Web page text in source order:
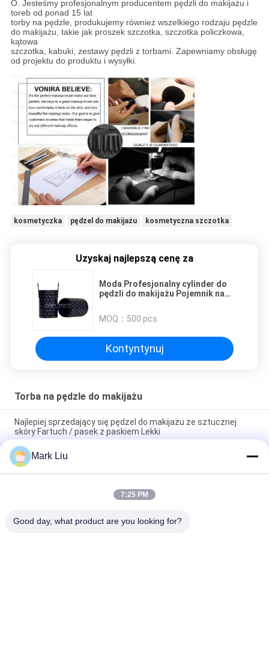
O. Jesteśmy profesjonalnym producentem pędzli do makijażu i
toreb od ponad 15 lat
torby na pędzle, produkujemy również wszelkiego rodzaju pędzle
do makijażu, takie jak proszek szczotka, szczotka policzkowa,
kątowa
szczotka, kabuki, zestawy pędzli z torbami. Zapewniamy obsługę
od projektu do produktu i wysyłki.
kosmetyczka pędzel do makijażu kosmetyczna szczotka
Uzyskaj najlepszą cenę za
Moda Profesjonalny cylinder do
pędzli do makijażu Pojemnik na
MOQ： 500 pcs
Kontyntynuj
Torba na pędzle do makijażu
Najlepiej sprzedający się pędzel do makijażu ze sztucznej
skóry Fartuch / pasek z paskiem Lekki
Piórnik PU Etui Wave Stripe Zipper Zamknięcie Travel
Cosmetic Makeup Bag Cute Pen Stationery Holder
Profesjonalna kosmetyczka z pędzelkiem do makijażu
Uchwyt na przybory toaletowe Długopis Ołówek Torba do
Mark Liu
7:25 PM
Good day, what product are you looking for?